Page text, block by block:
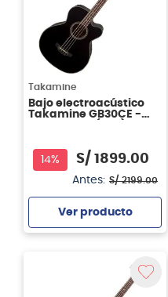
Takamine
Bajo electroacústico
Takamine GB30CE -
14% S/ 1899.00
Antes: S/ 2199.00
Ver producto